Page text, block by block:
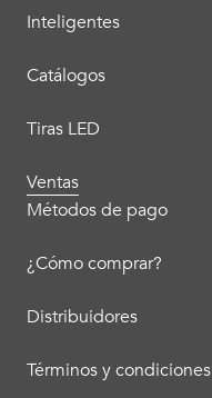
Inteligentes
Catálogos
Tiras LED
Ventas
Métodos de pago
¿Cómo comprar?
Distribuidores
Términos y condiciones